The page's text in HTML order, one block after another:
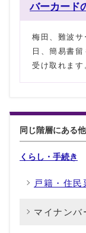
バーカード
梅田、難波
日、簡易書
受け取れます
同じ階層にある
くらし・手続き
戸籍・住民
マイナンバ